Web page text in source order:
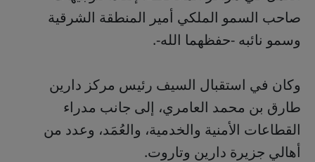
صاحب السمو الملكي أمير المنطقة الشرقية
وسمو نائبه -حفظهما الله-.
وكان في استقبال السيف رئيس مركز دارين
طارق بن محمد العامري، إلى جانب مدراء
القطاعات الأمنية والخدمية، والعُمَد، وعدد من
أهالي جزيرة دارين وتاروت.